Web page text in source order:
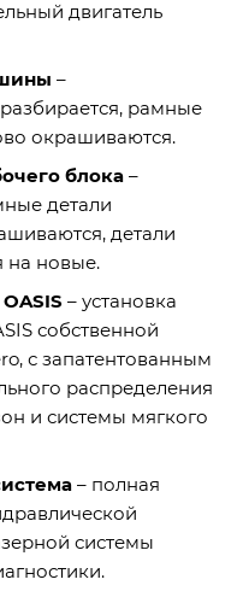
двигатель
–
рамные
окрашиваются.
блока –
детали
детали
на новые.
– установка
собственной
с запатентованным
распределения
и системы мягкого
– полная
системы